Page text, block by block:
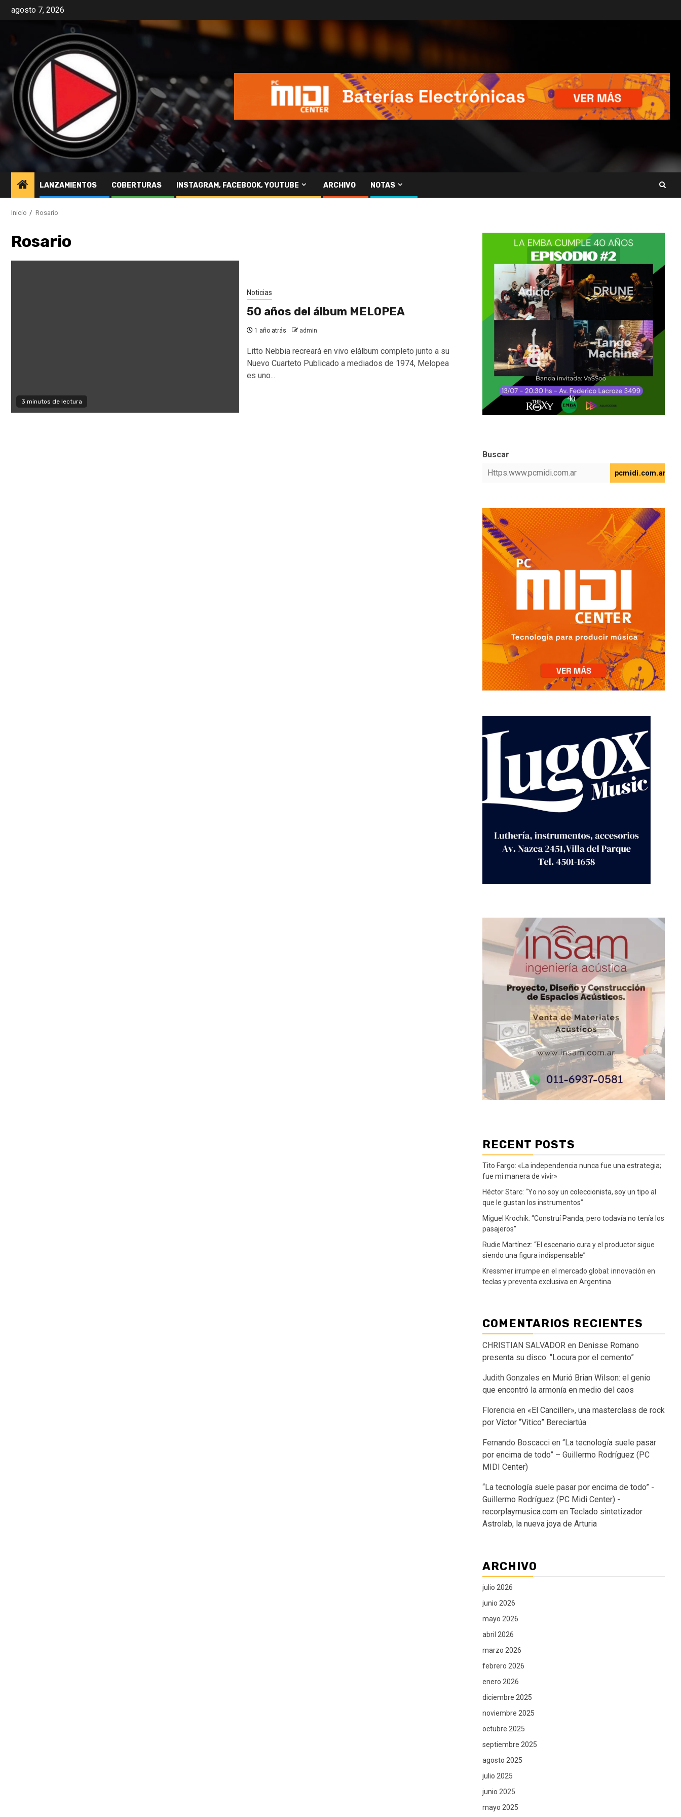
agosto 7, 2026
LANZAMIENTOS COBERTURAS INSTAGRAM, FACEBOOK, YOUTUBE ARCHIVO NOTAS
Inicio Rosario
Rosario
3 minutos de lectura
Noticias
50 años del álbum MELOPEA
1 año atrás admin
Litto Nebbia recreará en vivo elálbum completo junto a su
Nuevo Cuarteto Publicado a mediados de 1974, Melopea
es uno...
Buscar
pcmidi.com.ar
RECENT POSTS
Tito Fargo: «La independencia nunca fue una estrategia;
fue mi manera de vivir»
Héctor Starc: “Yo no soy un coleccionista, soy un tipo al
que le gustan los instrumentos”
Miguel Krochik: “Construí Panda, pero todavía no tenía los
pasajeros”
Rudie Martínez: “El escenario cura y el productor sigue
siendo una figura indispensable”
Kressmer irrumpe en el mercado global: innovación en
teclas y preventa exclusiva en Argentina
COMENTARIOS RECIENTES
CHRISTIAN SALVADOR en Denisse Romano
presenta su disco: “Locura por el cemento”
Judith Gonzales en Murió Brian Wilson: el genio
que encontró la armonía en medio del caos
Florencia en «El Canciller», una masterclass de rock
por Víctor “Vitico” Bereciartúa
Fernando Boscacci en “La tecnología suele pasar
por encima de todo” – Guillermo Rodríguez (PC
MIDI Center)
“La tecnología suele pasar por encima de todo” -
Guillermo Rodríguez (PC Midi Center) -
recorplaymusica.com en Teclado sintetizador
Astrolab, la nueva joya de Arturia
ARCHIVO
julio 2026
junio 2026
mayo 2026
abril 2026
marzo 2026
febrero 2026
enero 2026
diciembre 2025
noviembre 2025
octubre 2025
septiembre 2025
agosto 2025
julio 2025
junio 2025
mayo 2025